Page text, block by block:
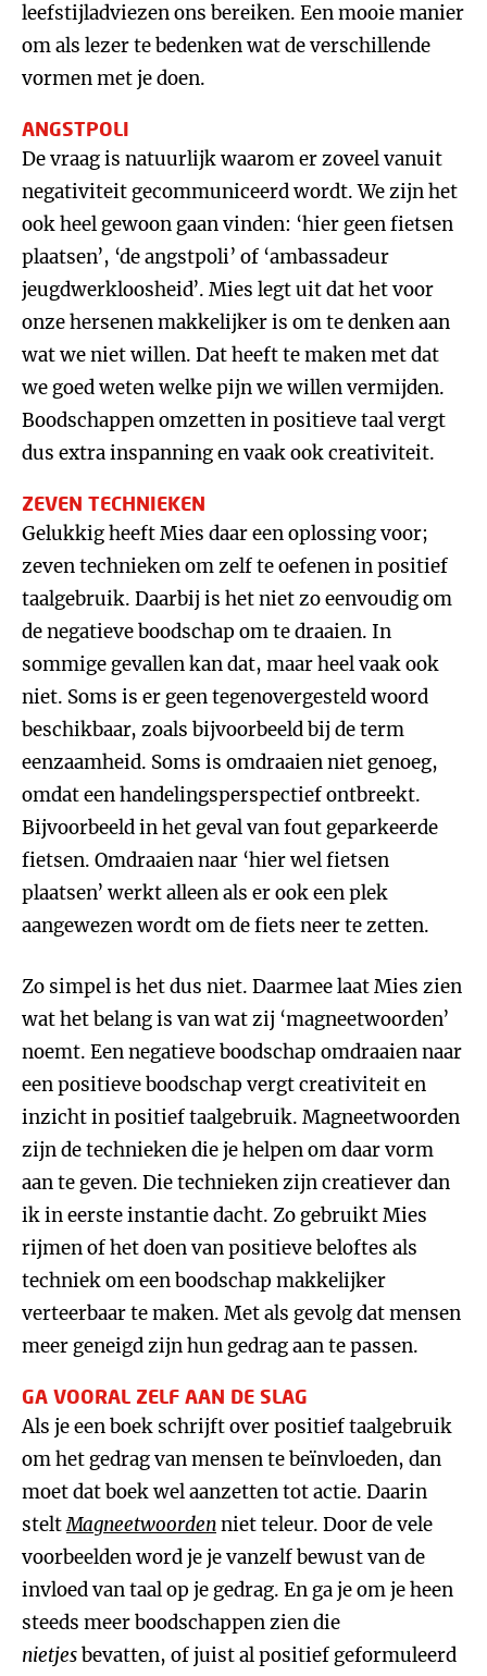
leefstijladviezen ons bereiken. Een mooie manier
om als lezer te bedenken wat de verschillende
vormen met je doen.
ANGSTPOLI
De vraag is natuurlijk waarom er zoveel vanuit
negativiteit gecommuniceerd wordt. We zijn het
ook heel gewoon gaan vinden: ‘hier geen fietsen
plaatsen’, ‘de angstpoli’ of ‘ambassadeur
jeugdwerkloosheid’. Mies legt uit dat het voor
onze hersenen makkelijker is om te denken aan
wat we niet willen. Dat heeft te maken met dat
we goed weten welke pijn we willen vermijden.
Boodschappen omzetten in positieve taal vergt
dus extra inspanning en vaak ook creativiteit.
ZEVEN TECHNIEKEN
Gelukkig heeft Mies daar een oplossing voor;
zeven technieken om zelf te oefenen in positief
taalgebruik. Daarbij is het niet zo eenvoudig om
de negatieve boodschap om te draaien. In
sommige gevallen kan dat, maar heel vaak ook
niet. Soms is er geen tegenovergesteld woord
beschikbaar, zoals bijvoorbeeld bij de term
eenzaamheid. Soms is omdraaien niet genoeg,
omdat een handelingsperspectief ontbreekt.
Bijvoorbeeld in het geval van fout geparkeerde
fietsen. Omdraaien naar ‘hier wel fietsen
plaatsen’ werkt alleen als er ook een plek
aangewezen wordt om de fiets neer te zetten.
Zo simpel is het dus niet. Daarmee laat Mies zien
wat het belang is van wat zij ‘magneetwoorden’
noemt. Een negatieve boodschap omdraaien naar
een positieve boodschap vergt creativiteit en
inzicht in positief taalgebruik. Magneetwoorden
zijn de technieken die je helpen om daar vorm
aan te geven. Die technieken zijn creatiever dan
ik in eerste instantie dacht. Zo gebruikt Mies
rijmen of het doen van positieve beloftes als
techniek om een boodschap makkelijker
verteerbaar te maken. Met als gevolg dat mensen
meer geneigd zijn hun gedrag aan te passen.
GA VOORAL ZELF AAN DE SLAG
Als je een boek schrijft over positief taalgebruik
om het gedrag van mensen te beïnvloeden, dan
moet dat boek wel aanzetten tot actie. Daarin
steltMagneetwoordenniet teleur. Door de vele
voorbeelden word je je vanzelf bewust van de
invloed van taal op je gedrag. En ga je om je heen
steeds meer boodschappen zien die
nietjesbevatten, of juist al positief geformuleerd